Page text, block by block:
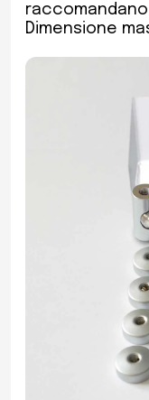
Dimensione